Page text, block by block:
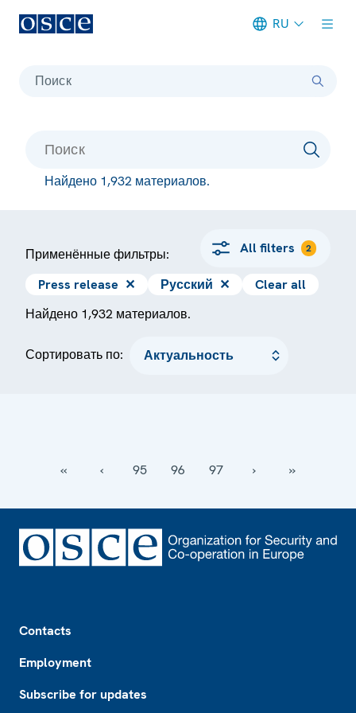
RU
Поиск
Найдено 1,932 материалов.
Применённые фильтры: All filters 2
Press release ✕ Русский ✕
Clear all
Найдено 1,932 материалов.
Сортировать по:
‹‹ ‹ 95 96 97 › ››
Contacts
Employment
Subscribe for updates